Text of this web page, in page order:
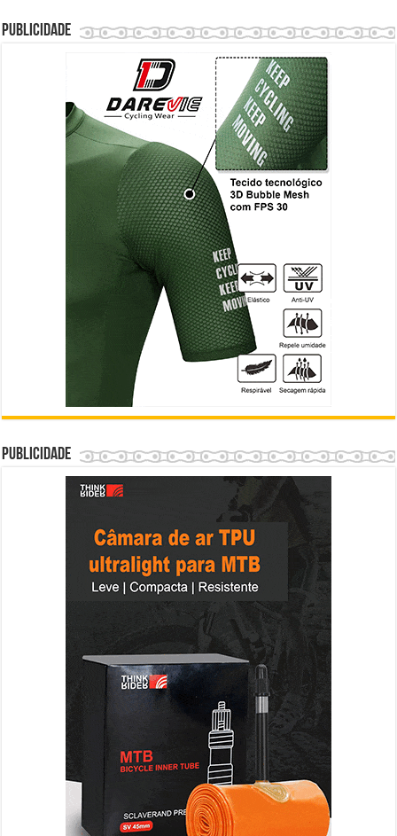
Publicidade
Publicidade